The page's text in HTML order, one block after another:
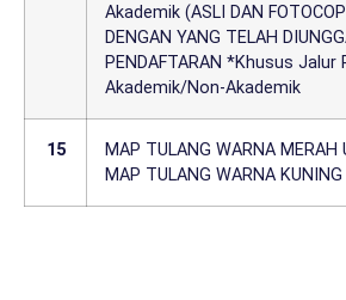
Akademik (ASLI DAN
DENGAN YANG TELAH
PENDAFTARAN *Khusus Jalur
Akademik/Non-Akademik
15
MAP TULANG WARNA MERAH
MAP TULANG WARNA